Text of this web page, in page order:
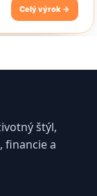
štýl,
financie a